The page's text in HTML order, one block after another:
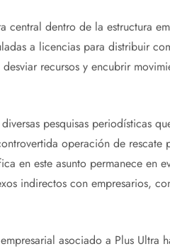
dentro de la estructura
a licencias para distribuir
recursos y encubrir
pesquisas periodísticas
operación de
en este asunto permanece en
indirectos con empresarios,
asociado a Plus Ultra